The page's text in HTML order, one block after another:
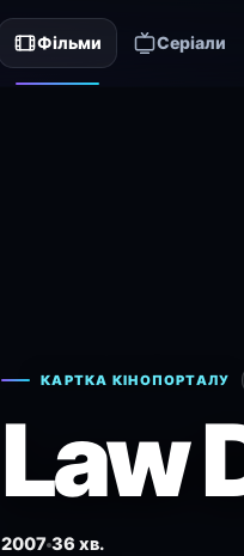
Фільми Серіали
КАРТКА КІНОПОРТАЛУ
Law
2007 36 хв.